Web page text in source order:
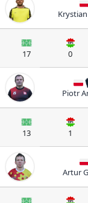
17 0
Piotr
13 1
Artur